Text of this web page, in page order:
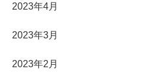
2023年4月
2023年3月
2023年2月